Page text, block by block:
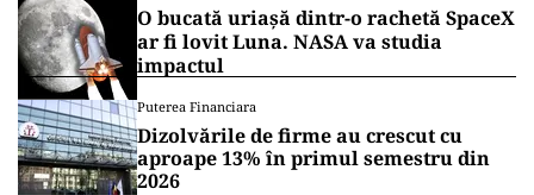
O bucată uriașă dintr-o rachetă SpaceX
ar fi lovit Luna. NASA va studia
impactul
Puterea Financiara
Dizolvările de firme au crescut cu
aproape 13% în primul semestru din
2026